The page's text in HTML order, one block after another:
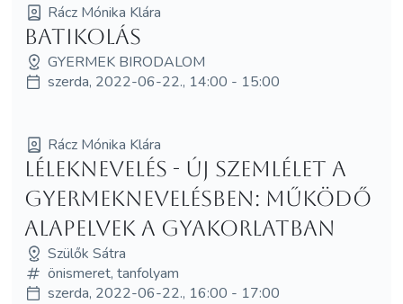
Rácz Mónika Klára
Batikolás
GYERMEK BIRODALOM
szerda, 2022-06-22., 14:00 - 15:00
Rácz Mónika Klára
Léleknevelés - új szemlélet a
gyermeknevelésben: működő
alapelvek a gyakorlatban
Szülők Sátra
önismeret, tanfolyam
szerda, 2022-06-22., 16:00 - 17:00